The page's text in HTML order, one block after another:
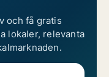
och få gratis
lokaler, relevanta